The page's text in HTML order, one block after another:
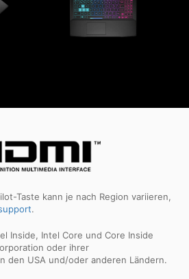
Taste kann je nach Region variieren,
.
Inside, Intel Core und Core Inside
oder ihrer
den USA und/oder anderen Ländern.